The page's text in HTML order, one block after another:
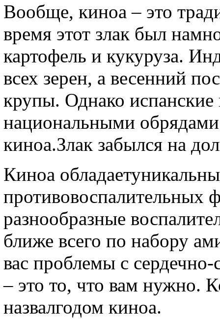
Вообще, киноа – это
время этот злак был
картофель и кукуруза.
всех зерен, а весенний
крупы. Однако испанские
национальными
киноа.Злак забылся на
Киноа
противовоспалительных
разнообразные
ближе всего по набору
вас проблемы с
– это то, что вам нужно.
назвалгодом киноа.